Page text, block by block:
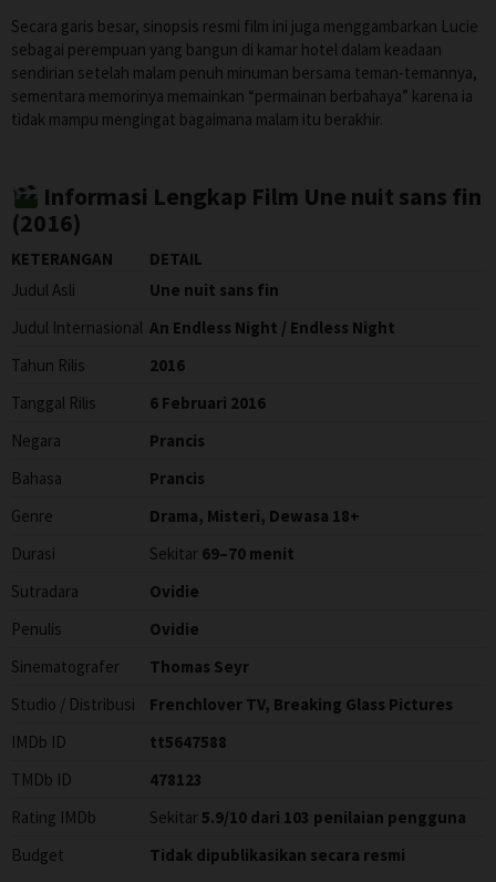
Secara garis besar, sinopsis resmi film ini juga menggambarkan Lucie
sebagai perempuan yang bangun di kamar hotel dalam keadaan
sendirian setelah malam penuh minuman bersama teman-temannya,
sementara memorinya memainkan “permainan berbahaya” karena ia
tidak mampu mengingat bagaimana malam itu berakhir.
Informasi Lengkap Film Une nuit sans fin
(2016)
KETERANGAN
DETAIL
Judul Asli
Une nuit sans fin
Judul Internasional An Endless Night / Endless Night
Tahun Rilis
2016
Tanggal Rilis
6 Februari 2016
Negara
Prancis
Bahasa
Prancis
Genre
Drama, Misteri, Dewasa 18+
Durasi
Sekitar 69–70 menit
Sutradara
Ovidie
Penulis
Ovidie
Sinematografer
Thomas Seyr
Studio / Distribusi
Frenchlover TV, Breaking Glass Pictures
IMDb ID
tt5647588
TMDb ID
478123
Rating IMDb
Sekitar 5.9/10 dari 103 penilaian pengguna
Budget
Tidak dipublikasikan secara resmi